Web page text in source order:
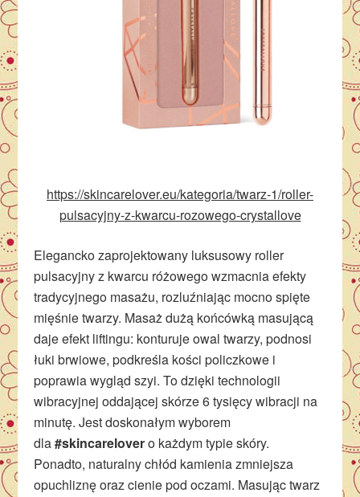
https://skincarelover.eu/kategoria/twarz-1/roller-
pulsacyjny-z-kwarcu-rozowego-crystallove
Elegancko zaprojektowany luksusowy roller
pulsacyjny z kwarcu różowego wzmacnia efekty
tradycyjnego masażu, rozluźniając mocno spięte
mięśnie twarzy. Masaż dużą końcówką masującą
daje efekt liftingu: konturuje owal twarzy, podnosi
łuki brwiowe, podkreśla kości policzkowe i
poprawia wygląd szyi. To dzięki technologii
wibracyjnej oddającej skórze 6 tysięcy wibracji na
minutę. Jest doskonałym wyborem
dla#skincarelovero każdym typie skóry.
Ponadto, naturalny chłód kamienia zmniejsza
opuchliznę oraz cienie pod oczami. Masując twarz